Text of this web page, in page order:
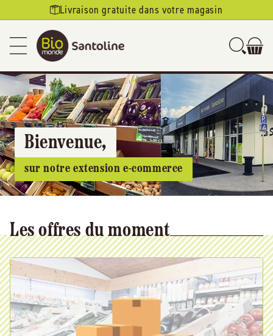
Ignorer et
passer au Livraison gratuite dans votre magasin
Bienvenue,
sur notre extension e-commerce
Les offres du moment